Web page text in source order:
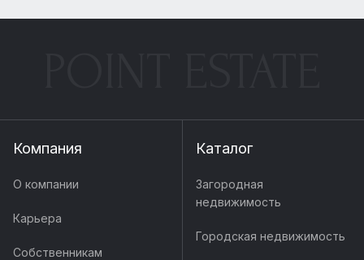
Компания
О компании
Карьера
Собственникам
Каталог
Загородная
недвижимость
Городская недвижимость